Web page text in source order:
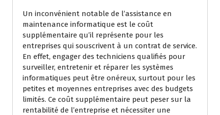
Un inconvénient notable de l’assistance en
maintenance informatique est le coût
supplémentaire qu’il représente pour les
entreprises qui souscrivent à un contrat de service.
En effet, engager des techniciens qualifiés pour
surveiller, entretenir et réparer les systèmes
informatiques peut être onéreux, surtout pour les
petites et moyennes entreprises avec des budgets
limités. Ce coût supplémentaire peut peser sur la
rentabilité de l’entreprise et nécessiter une